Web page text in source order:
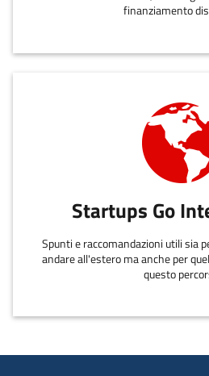
finanziamento
Startups Go
Spunti e raccomandazioni utili sia
andare all'estero ma anche per
questo